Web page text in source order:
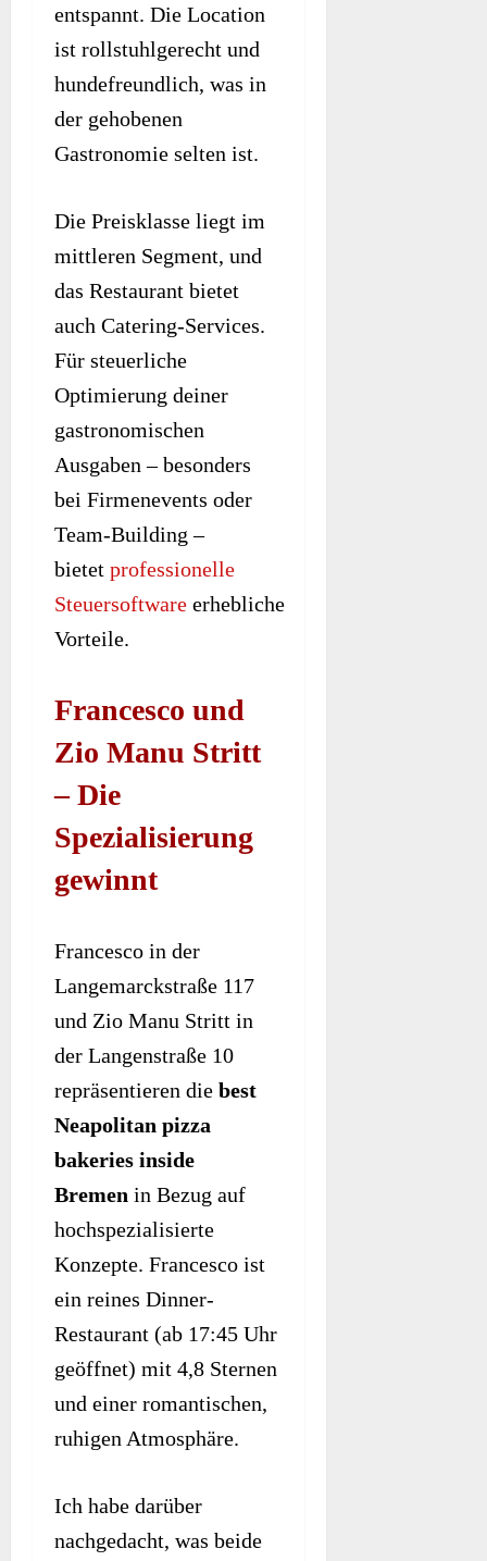
entspannt. Die Location
ist rollstuhlgerecht und
hundefreundlich, was in
der gehobenen
Gastronomie selten ist.
Die Preisklasse liegt im
mittleren Segment, und
das Restaurant bietet
auch Catering-Services.
Für steuerliche
Optimierung deiner
gastronomischen
Ausgaben – besonders
bei Firmenevents oder
Team-Building –
bietet professionelle
Steuersoftware erhebliche
Vorteile.
Francesco und
Zio Manu Stritt
– Die
Spezialisierung
gewinnt
Francesco in der
Langemarckstraße 117
und Zio Manu Stritt in
der Langenstraße 10
repräsentieren die best
Neapolitan pizza
bakeries inside
Bremen in Bezug auf
hochspezialisierte
Konzepte. Francesco ist
ein reines Dinner-
Restaurant (ab 17:45 Uhr
geöffnet) mit 4,8 Sternen
und einer romantischen,
ruhigen Atmosphäre.
Ich habe darüber
nachgedacht, was beide